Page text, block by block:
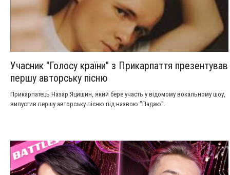
Учасник "Голосу країни" з Прикарпаття презентував
першу авторську пісню
Прикарпатець Назар Яцишин, який бере участь у відомому вокальному шоу,
випустив першу авторську пісню під назвою "Падаю".